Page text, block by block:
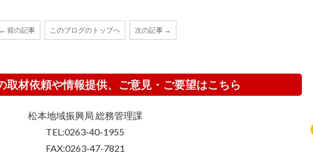
← 前の記事 このブログのトップへ 次の記事 →
取材依頼や情報提供、ご意見・ご要望はこちら
松本地域振興局 総務管理課
TEL:0263-40-1955
FAX:0263-47-7821